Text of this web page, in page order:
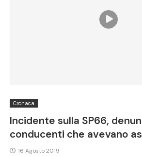
Cronaca
Incidente sulla SP66,
conducenti che avevano
16 Agosto 2019